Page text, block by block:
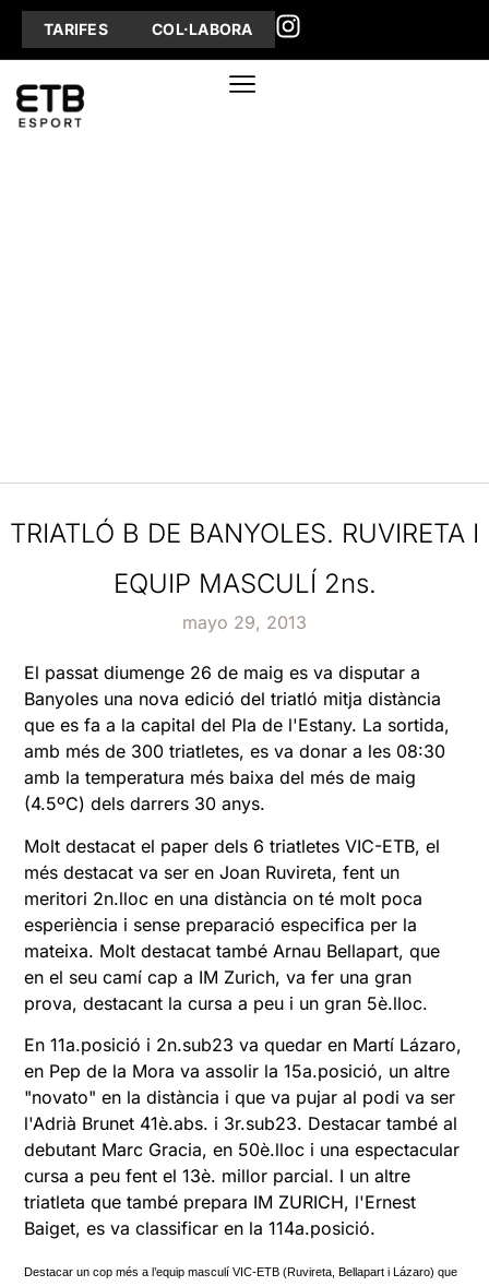
TARIFES COL·LABORA
TRIATLÓ B DE BANYOLES. RUVIRETA I
EQUIP MASCULÍ 2ns.
mayo 29, 2013
El passat diumenge 26 de maig es va disputar a
Banyoles una nova edició del triatló mitja distància
que es fa a la capital del Pla de l'Estany. La sortida,
amb més de 300 triatletes, es va donar a les 08:30
amb la temperatura més baixa del més de maig
(4.5ºC) dels darrers 30 anys.
Molt destacat el paper dels 6 triatletes VIC-ETB, el
més destacat va ser en Joan Ruvireta, fent un
meritori 2n.lloc en una distància on té molt poca
esperiència i sense preparació especifica per la
mateixa. Molt destacat també Arnau Bellapart, que
en el seu camí cap a IM Zurich, va fer una gran
prova, destacant la cursa a peu i un gran 5è.lloc.
En 11a.posició i 2n.sub23 va quedar en Martí Lázaro,
en Pep de la Mora va assolir la 15a.posició, un altre
"novato" en la distància i que va pujar al podi va ser
l'Adrià Brunet 41è.abs. i 3r.sub23. Destacar també al
debutant Marc Gracia, en 50è.lloc i una espectacular
cursa a peu fent el 13è. millor parcial. I un altre
triatleta que també prepara IM ZURICH, l'Ernest
Baiget, es va classificar en la 114a.posició.
Destacar un cop més a l’equip masculí VIC-ETB (Ruvireta, Bellapart i Lázaro) que